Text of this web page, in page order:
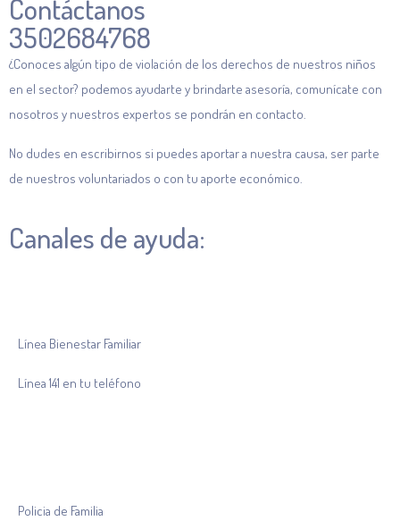
Contáctanos
3502684768
¿Conoces algún tipo de violación de los derechos de nuestros niños
en el sector? podemos ayudarte y brindarte asesoría, comunícate con
nosotros y nuestros expertos se pondrán en contacto.
No dudes en escribirnos si puedes aportar a nuestra causa, ser parte
de nuestros voluntariados o con tu aporte económico.
Canales de ayuda:
Línea Bienestar Familiar
Línea 141 en tu teléfono
Policia de Familia